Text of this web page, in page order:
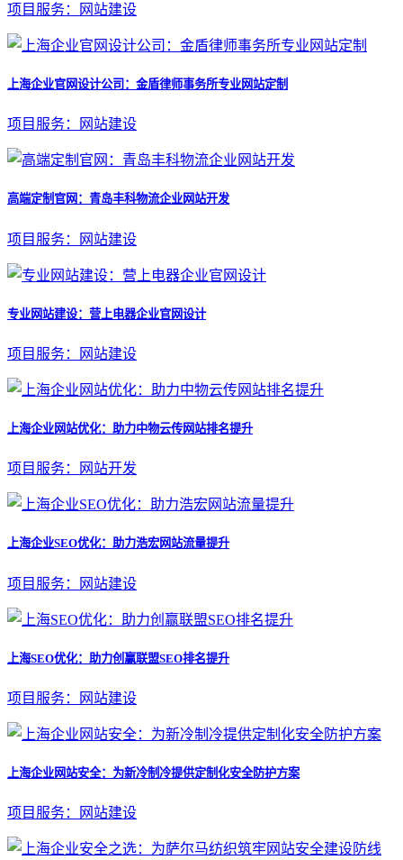
项目服务：网站建设
上海企业官网设计公司：金盾律师事务所专业网站定制
项目服务：网站建设
高端定制官网：青岛丰科物流企业网站开发
项目服务：网站建设
专业网站建设：营上电器企业官网设计
项目服务：网站建设
上海企业网站优化：助力中物云传网站排名提升
项目服务：网站开发
上海企业SEO优化：助力浩宏网站流量提升
项目服务：网站建设
上海SEO优化：助力创赢联盟SEO排名提升
项目服务：网站建设
上海企业网站安全：为新冷制冷提供定制化安全防护方案
项目服务：网站建设